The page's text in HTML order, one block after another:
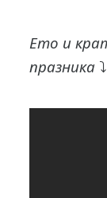
Ето и
празника ⤵️